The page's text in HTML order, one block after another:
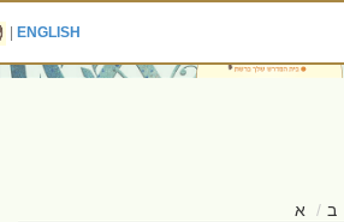
ENGLISH
|
א